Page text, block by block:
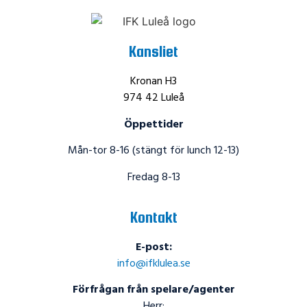
Kansliet
Kronan H3
974 42 Luleå
Öppettider
Mån-tor 8-16 (stängt för lunch 12-13)
Fredag 8-13
Kontakt
E-post:
info@ifklulea.se
Förfrågan från spelare/agenter